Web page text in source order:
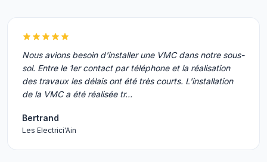
Nous avions besoin d'installer une VMC dans notre sous-
sol. Entre le 1er contact par téléphone et la réalisation
des travaux les délais ont été très courts. L'installation
de la VMC a été réalisée tr…
Bertrand
Les Electrici'Ain